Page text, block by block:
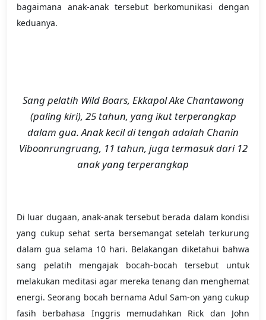
bagaimana anak-anak tersebut berkomunikasi dengan
keduanya.
Sang pelatih Wild Boars, Ekkapol Ake Chantawong
(paling kiri), 25 tahun, yang ikut terperangkap
dalam gua. Anak kecil di tengah adalah Chanin
Viboonrungruang, 11 tahun, juga termasuk dari 12
anak yang terperangkap
Di luar dugaan, anak-anak tersebut berada dalam kondisi
yang cukup sehat serta bersemangat setelah terkurung
dalam gua selama 10 hari. Belakangan diketahui bahwa
sang pelatih mengajak bocah-bocah tersebut untuk
melakukan meditasi agar mereka tenang dan menghemat
energi. Seorang bocah bernama Adul Sam-on yang cukup
fasih berbahasa Inggris memudahkan Rick dan John